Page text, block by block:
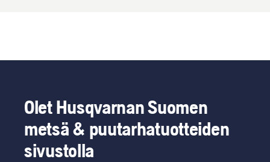
Olet Husqvarnan Suomen
metsä & puutarhatuotteiden
sivustolla